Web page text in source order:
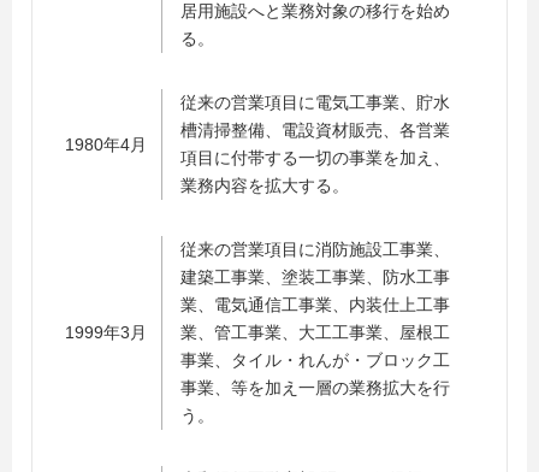
居用施設へと業務対象の移行を始め
る。
1980年4月
従来の営業項目に電気工事業、貯水
槽清掃整備、電設資材販売、各営業
項目に付帯する一切の事業を加え、
業務内容を拡大する。
1999年3月
従来の営業項目に消防施設工事業、
建築工事業、塗装工事業、防水工事
業、電気通信工事業、内装仕上工事
業、管工事業、大工工事業、屋根工
事業、タイル・れんが・ブロック工
事業、等を加え一層の業務拡大を行
う。